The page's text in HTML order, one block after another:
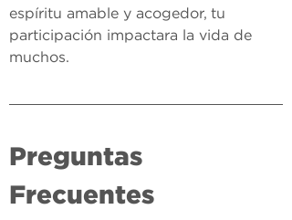
espíritu amable y acogedor, tu
participación impactara la vida de
muchos.
Preguntas
Frecuentes